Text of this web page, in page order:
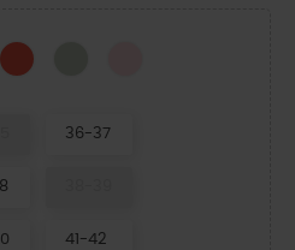
Cherry Red
36-37
41-42